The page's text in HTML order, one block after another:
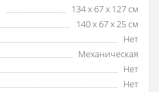
134 х 67 х 127 см
140 х 67 х 25 см
Нет
Механическая
Нет
Нет